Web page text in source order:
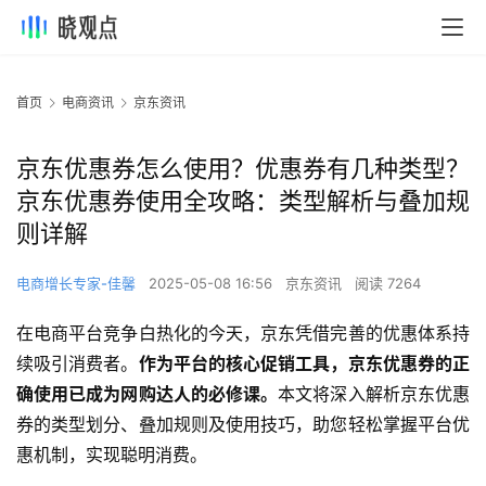
首页 电商资讯 京东资讯
京东优惠券怎么使用？优惠券有几种类型？
京东优惠券使用全攻略：类型解析与叠加规
则详解
电商增长专家-佳馨 2025-05-08 16:56 京东资讯 阅读 7264
在电商平台竞争白热化的今天，京东凭借完善的优惠体系持
续吸引消费者。 作为平台的核心促销工具，京东优惠券的正
确使用已成为网购达人的必修课。本文将深入解析京东优惠
券的类型划分、叠加规则及使用技巧，助您轻松掌握平台优
惠机制，实现聪明消费。